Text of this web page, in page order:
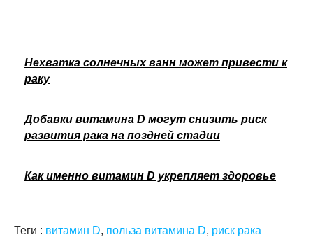
Нехватка солнечных ванн может привести к
раку
Добавки витамина D могут снизить риск
развития рака на поздней стадии
Как именно витамин D укрепляет здоровье
Теги : витамин D, польза витамина D, риск рака